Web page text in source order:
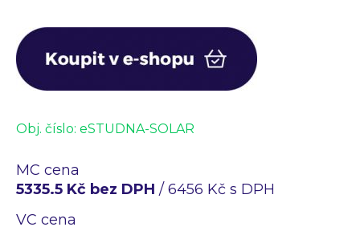
Obj. číslo: eSTUDNA-SOLAR
MC cena
5335.5 Kč bez DPH / 6456 Kč s DPH
VC cena